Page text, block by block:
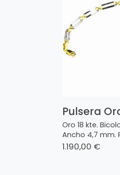
Pulsera
Oro 18 kte.
Ancho 4,7 mm.
1.190,00 €